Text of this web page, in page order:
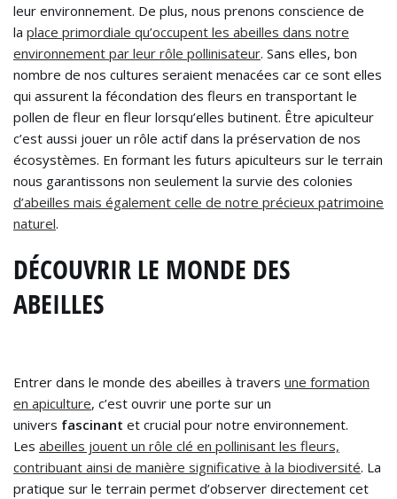
leur environnement. De plus, nous prenons conscience de
la place primordiale qu’occupent les abeilles dans notre
environnement par leur rôle pollinisateur. Sans elles, bon
nombre de nos cultures seraient menacées car ce sont elles
qui assurent la fécondation des fleurs en transportant le
pollen de fleur en fleur lorsqu’elles butinent. Être apiculteur
c’est aussi jouer un rôle actif dans la préservation de nos
écosystèmes. En formant les futurs apiculteurs sur le terrain
nous garantissons non seulement la survie des colonies
d’abeilles mais également celle de notre précieux patrimoine
naturel.
DÉCOUVRIR LE MONDE DES
ABEILLES
Entrer dans le monde des abeilles à travers une formation
en apiculture, c’est ouvrir une porte sur un
univers fascinant et crucial pour notre environnement.
Les abeilles jouent un rôle clé en pollinisant les fleurs,
contribuant ainsi de manière significative à la biodiversité. La
pratique sur le terrain permet d’observer directement cet